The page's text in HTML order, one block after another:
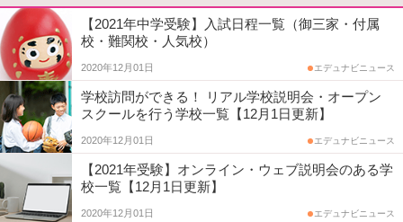
【2021年中学受験】入試日程一覧（御三家・付属
校・難関校・人気校）
2020年12月01日 エデュナビニュース
学校訪問ができる！ リアル学校説明会・オープン
スクールを行う学校一覧【12月1日更新】
2020年12月01日 エデュナビニュース
【2021年受験】オンライン・ウェブ説明会のある学
校一覧【12月1日更新】
2020年12月01日 エデュナビニュース